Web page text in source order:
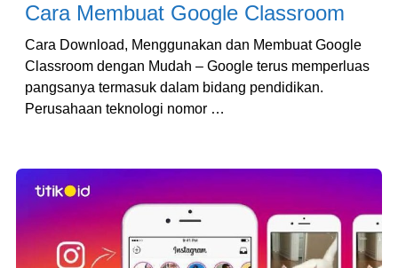
Cara Membuat Google Classroom
Cara Download, Menggunakan dan Membuat Google
Classroom dengan Mudah – Google terus memperluas
pangsanya termasuk dalam bidang pendidikan.
Perusahaan teknologi nomor …